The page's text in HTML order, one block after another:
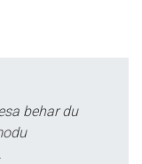
behar du